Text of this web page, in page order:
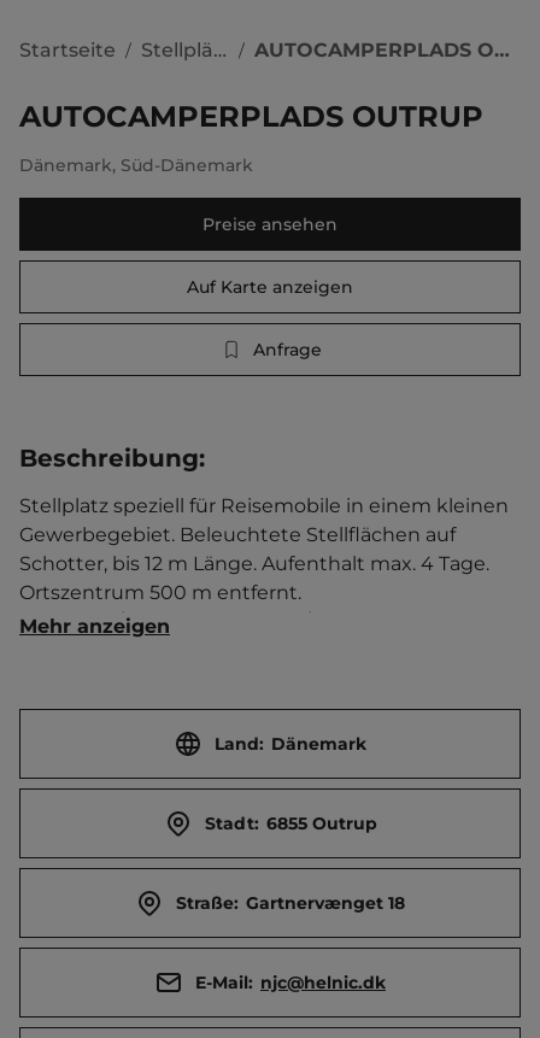
Startseite / Stellplätze / AUTOCAMPERPLADS OUTRUP
AUTOCAMPERPLADS OUTRUP
Dänemark, Süd-Dänemark
Preise ansehen
Auf Karte anzeigen
Anfrage
Beschreibung:
Stellplatz speziell für Reisemobile in einem kleinen
Gewerbegebiet. Beleuchtete Stellflächen auf
Schotter, bis 12 m Länge. Aufenthalt max. 4 Tage.
Ortszentrum 500 m entfernt.
Touristen-/Dauerstellplätze 15/0.
Mehr anzeigen
Land: Dänemark
Stadt: 6855 Outrup
Straße: Gartnervænget 18
E-Mail: njc@helnic.dk